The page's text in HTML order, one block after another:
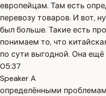
европейцам. Там есть
перевозу товаров. И вот,
был больше. Такие есть
понимаем то, что
по сути выгодной. Она ещё
05:37
Speaker A
определёнными